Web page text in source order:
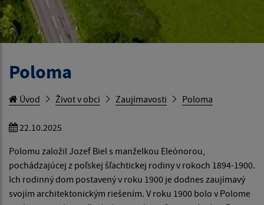
Poloma
Úvod Život v obci Zaujímavosti Poloma
22.10.2025
Polomu založil Jozef Biel s manželkou Eleónorou,
pochádzajúcej z poľskej šľachtickej rodiny v rokoch 1894-1900.
Ich rodinný dom postavený v roku 1900 je dodnes zaujímavý
svojím architektonickým riešením. V roku 1900 bolo v Polome